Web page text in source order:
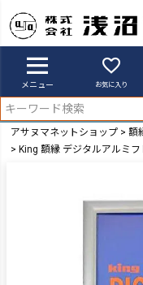
メニュー お気に入り
アサヌマネットショップ 額
King 額縁 デジタルアルミ